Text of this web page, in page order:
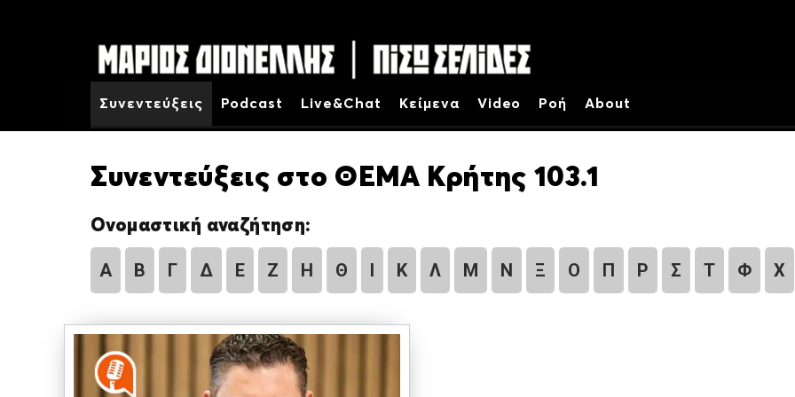
Συνεντεύξεις Podcast Live&Chat Κείμενα Video Ροή About
Συνεντεύξεις στο ΘΕΜΑ Κρήτης 103.1
Ονομαστική αναζήτηση:
Α Β Γ Δ Ε Ζ Η Θ Ι Κ Λ Μ Ν Ξ Ο Π Ρ Σ Τ Φ Χ